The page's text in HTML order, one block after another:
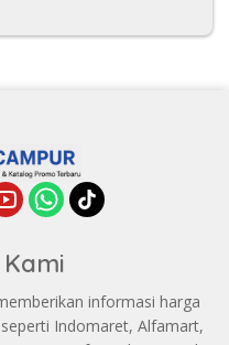
informasi harga
Indomaret, Alfamart,